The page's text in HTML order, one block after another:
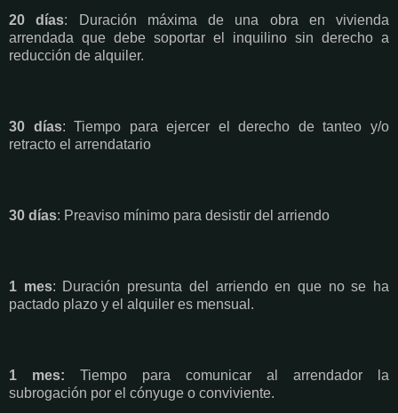
20 días: Duración máxima de una obra en vivienda
arrendada que debe soportar el inquilino sin derecho a
reducción de alquiler.
30 días: Tiempo para ejercer el derecho de tanteo y/o
retracto el arrendatario
30 días: Preaviso mínimo para desistir del arriendo
1 mes: Duración presunta del arriendo en que no se ha
pactado plazo y el alquiler es mensual.
1 mes: Tiempo para comunicar al arrendador la
subrogación por el cónyuge o conviviente.